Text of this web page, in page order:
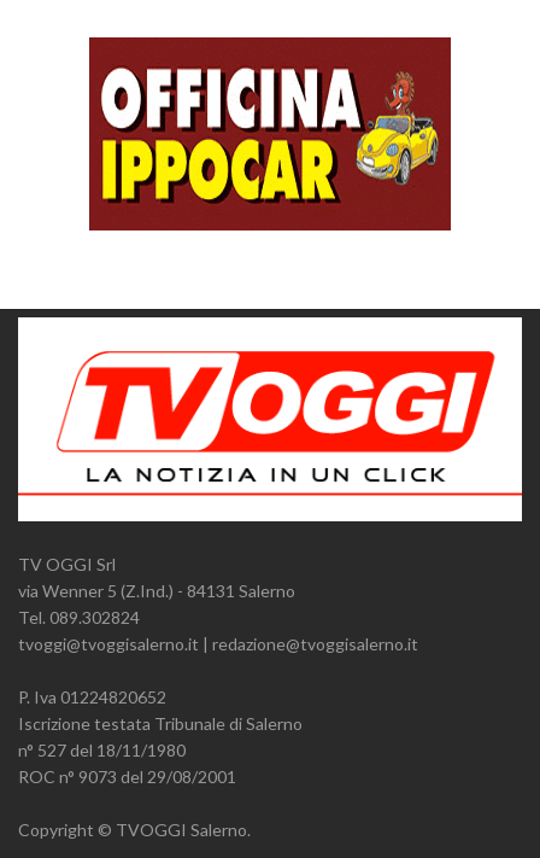
TV OGGI Srl
via Wenner 5 (Z.Ind.) - 84131 Salerno
Tel. 089.302824
tvoggi@tvoggisalerno.it | redazione@tvoggisalerno.it
P. Iva 01224820652
Iscrizione testata Tribunale di Salerno
n° 527 del 18/11/1980
ROC n° 9073 del 29/08/2001
Copyright © TVOGGI Salerno.